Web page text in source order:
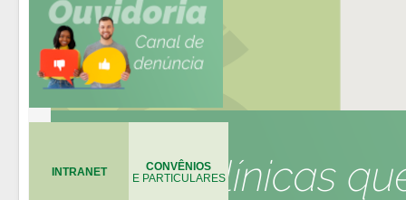
INTRANET CONVÊNIOS
E PARTICULARES